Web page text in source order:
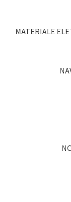
MATERIALE